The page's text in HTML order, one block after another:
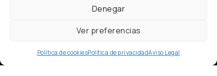
Denegar
Ver preferencias
Política de cookiesPolítica de privacidadAviso Legal